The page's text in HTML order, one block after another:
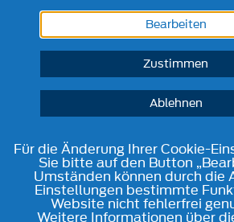
Bearbeiten
Zustimmen
Ablehnen
Für die Änderung Ihrer Cookie-
Sie bitte auf den Button
Umständen können durch die
Einstellungen bestimmte
Website nicht fehlerfrei
Weitere Informationen über